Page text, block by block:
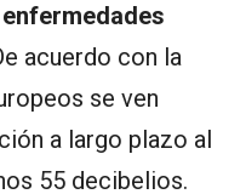
enfermedades
acuerdo con la
se ven
a largo plazo al
55 decibelios.